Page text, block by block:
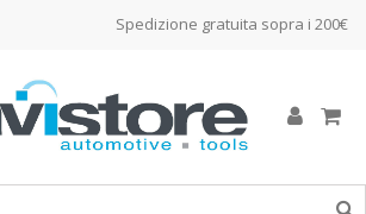
Spedizione gratuita sopra i 200€